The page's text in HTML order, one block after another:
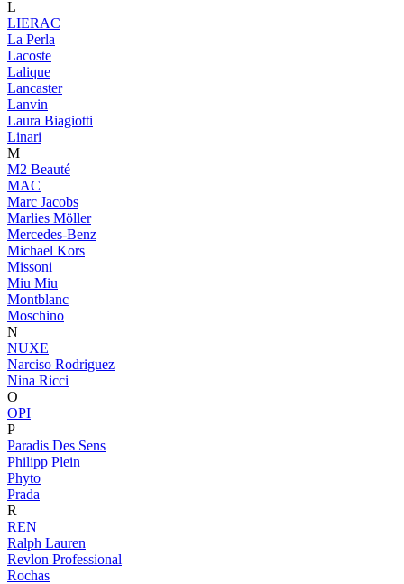
L
LIERAC
La Perla
Lacoste
Lalique
Lancaster
Lanvin
Laura Biagiotti
Linari
M
M2 Beauté
MAC
Marc Jacobs
Marlies Möller
Mercedes-Benz
Michael Kors
Missoni
Miu Miu
Montblanc
Moschino
N
NUXE
Narciso Rodriguez
Nina Ricci
O
OPI
P
Paradis Des Sens
Philipp Plein
Phyto
Prada
R
REN
Ralph Lauren
Revlon Professional
Rochas